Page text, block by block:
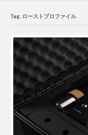
Tag: ローストプロファイル